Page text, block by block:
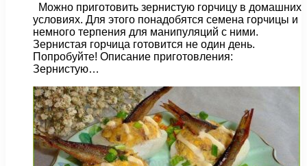
Можно приготовить зернистую горчицу в домашних
условиях. Для этого понадобятся семена горчицы и
немного терпения для манипуляций с ними.
Зернистая горчица готовится не один день.
Попробуйте! Описание приготовления:
Зернистую…